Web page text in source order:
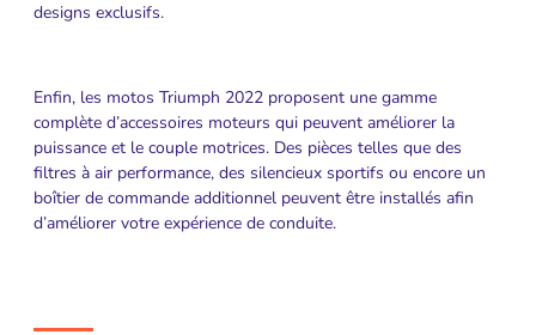
designs exclusifs.
Enfin, les motos Triumph 2022 proposent une gamme
complète d’accessoires moteurs qui peuvent améliorer la
puissance et le couple motrices. Des pièces telles que des
filtres à air performance, des silencieux sportifs ou encore un
boîtier de commande additionnel peuvent être installés afin
d’améliorer votre expérience de conduite.